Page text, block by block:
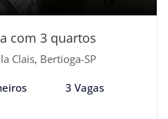
com 3 quartos
Clais, Bertioga-SP
3 Vagas